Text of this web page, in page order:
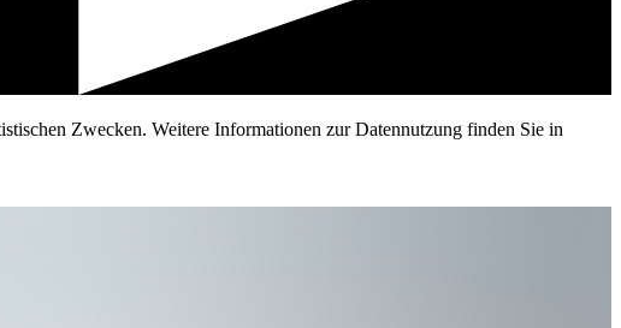
Zwecken. Weitere Informationen zur Datennutzung finden Sie in